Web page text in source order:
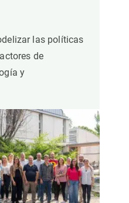
las políticas
de
y